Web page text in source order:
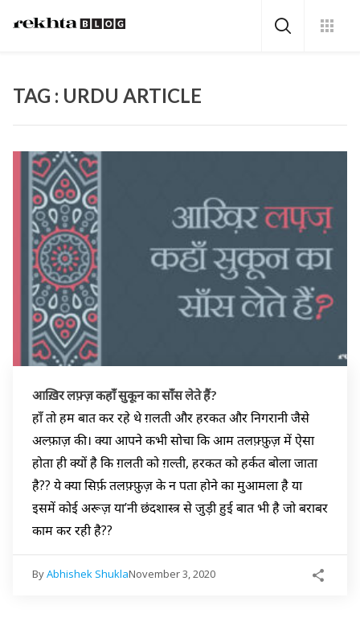
TAG : URDU ARTICLE
आख़िर लफ़्ज़ कहाँ सुकून का साँस लेते हैं?
हाँ तो हम बात कर रहे थे ग़लती और हरकत और निगरानी जैसे
अल्फ़ाज़ की। क्या आपने कभी सोचा कि आम तलफ़्फ़ुज़ में ऐसा
होता ही क्यों है कि ग़लती को ग़ल्ती, हरकत को हर्कत बोला जाता
है?? ये क्या सिर्फ़ तलफ़्फ़ुज़ के न पता होने का मुआमला है या
इसमें कोई अरूज़ या’नी छंदशास्त्र से जुड़ी हुई बात भी है जो बराबर
काम कर रही है??
ByAbhishek ShuklaNovember 3, 2020